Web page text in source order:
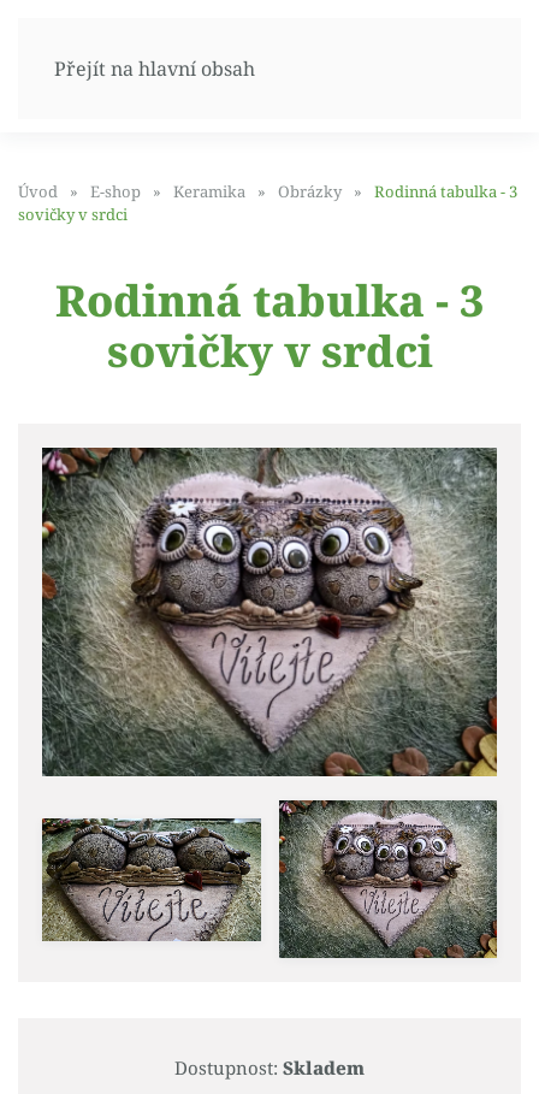
Přejít na hlavní obsah
Úvod E-shop Keramika Obrázky
Rodinná tabulka - 3
sovičky v srdci
Rodinná tabulka - 3
sovičky v srdci
Dostupnost: Skladem